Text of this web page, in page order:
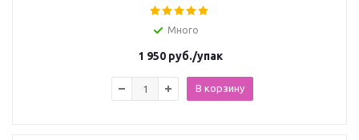
Много
1 950руб./упак
В корзину